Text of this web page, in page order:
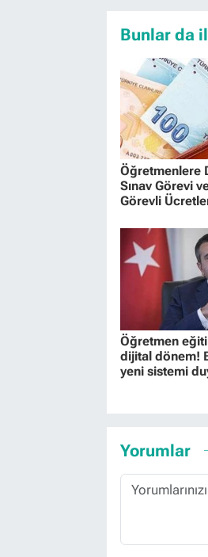
Bunlar da
Öğretmenlere
Sınav Görevi
Görevli
Öğretmen
dijital dönem!
yeni sistemi
Yorumlar